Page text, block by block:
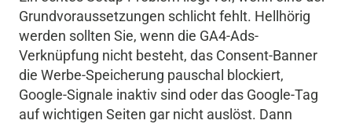
Grundvoraussetzungen schlicht fehlt. Hellhörig
werden sollten Sie, wenn die GA4-Ads-
Verknüpfung nicht besteht, das Consent-Banner
die Werbe-Speicherung pauschal blockiert,
Google-Signale inaktiv sind oder das Google-Tag
auf wichtigen Seiten gar nicht auslöst. Dann